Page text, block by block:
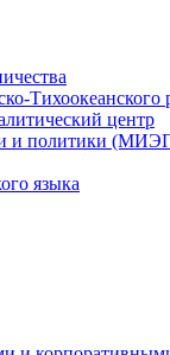
Тихоокеанского
центр
и политики
языка